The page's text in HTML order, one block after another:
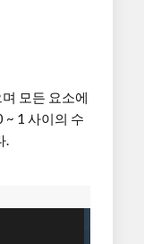
모든 요소에
~ 1 사이의 수
.